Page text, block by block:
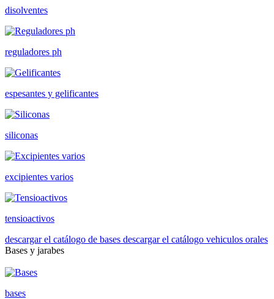
disolventes
reguladores ph
espesantes y gelificantes
siliconas
excipientes varios
tensioactivos
descargar el catálogo de bases descargar el catálogo vehiculos orales
Bases y jarabes
bases